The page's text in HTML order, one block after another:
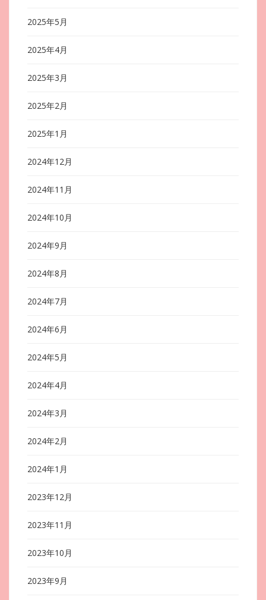
2025年5月
2025年4月
2025年3月
2025年2月
2025年1月
2024年12月
2024年11月
2024年10月
2024年9月
2024年8月
2024年7月
2024年6月
2024年5月
2024年4月
2024年3月
2024年2月
2024年1月
2023年12月
2023年11月
2023年10月
2023年9月